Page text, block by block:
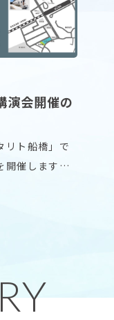
演会開催の
リト船橋」で
開催します。